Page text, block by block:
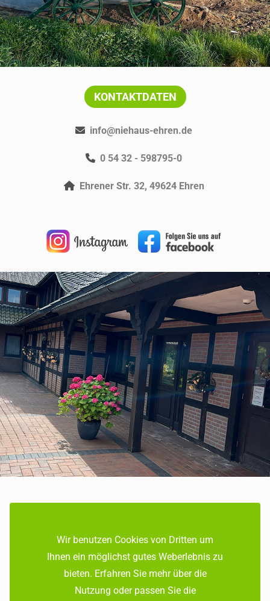
KONTAKTDATEN
info@niehaus-ehren.de
0 54 32 - 598795-0
Ehrener Str. 32, 49624 Ehren
Zu den Hofladen-Öffnungszeiten
Wir benutzen Cookies von Dritten um
Ihnen ein möglichst gutes Weberlebnis zu
bieten. Erfahren Sie mehr über die
Nutzung oder passen Sie die